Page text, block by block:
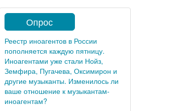
Опрос
Реестр иноагентов в России
пополняется каждую пятницу.
Иноагентами уже стали Нойз,
Земфира, Пугачева, Оксимирон и
другие музыканты. Изменилось ли
ваше отношение к музыкантам-
иноагентам?